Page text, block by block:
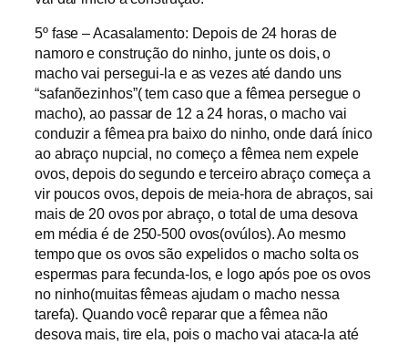
5º fase – Acasalamento: Depois de 24 horas de
namoro e construção do ninho, junte os dois, o
macho vai persegui-la e as vezes até dando uns
“safanõezinhos”( tem caso que a fêmea persegue o
macho), ao passar de 12 a 24 horas, o macho vai
conduzir a fêmea pra baixo do ninho, onde dará ínico
ao abraço nupcial, no começo a fêmea nem expele
ovos, depois do segundo e terceiro abraço começa a
vir poucos ovos, depois de meia-hora de abraços, sai
mais de 20 ovos por abraço, o total de uma desova
em média é de 250-500 ovos(ovúlos). Ao mesmo
tempo que os ovos são expelidos o macho solta os
espermas para fecunda-los, e logo após poe os ovos
no ninho(muitas fêmeas ajudam o macho nessa
tarefa). Quando você reparar que a fêmea não
desova mais, tire ela, pois o macho vai ataca-la até